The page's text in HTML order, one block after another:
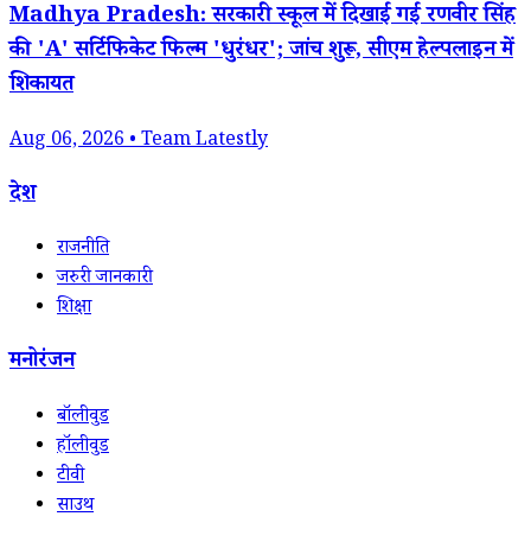
Madhya Pradesh: सरकारी स्कूल में दिखाई गई रणवीर सिंह
की 'A' सर्टिफिकेट फिल्म 'धुरंधर'; जांच शुरू, सीएम हेल्पलाइन में
शिकायत
Aug 06, 2026 • Team Latestly
देश
राजनीति
जरुरी जानकारी
शिक्षा
मनोरंजन
बॉलीवुड
हॉलीवुड
टीवी
साउथ